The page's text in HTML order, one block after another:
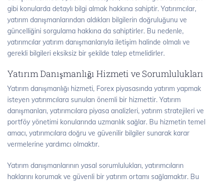
gibi konularda detaylı bilgi almak hakkına sahiptir. Yatırımcılar,
yatırım danışmanlarından aldıkları bilgilerin doğruluğunu ve
güncelliğini sorgulama hakkına da sahiptirler. Bu nedenle,
yatırımcılar yatırım danışmanlarıyla iletişim halinde olmalı ve
gerekli bilgileri eksiksiz bir şekilde talep etmelidirler.
Yatırım Danışmanlığı Hizmeti ve Sorumlulukları
Yatırım danışmanlığı hizmeti, Forex piyasasında yatırım yapmak
isteyen yatırımcılara sunulan önemli bir hizmettir. Yatırım
danışmanları, yatırımcılara piyasa analizleri, yatırım stratejileri ve
portföy yönetimi konularında uzmanlık sağlar. Bu hizmetin temel
amacı, yatırımcılara doğru ve güvenilir bilgiler sunarak karar
vermelerine yardımcı olmaktır.
Yatırım danışmanlarının yasal sorumlulukları, yatırımcıların
haklarını korumak ve güvenli bir yatırım ortamı sağlamaktır. Bu